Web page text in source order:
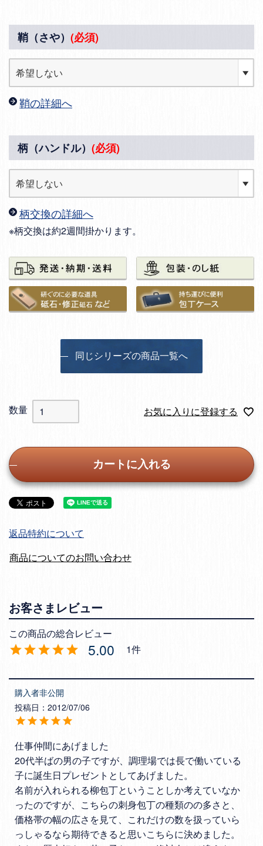
鞘（さや） (必須)
鞘の詳細へ
柄（ハンドル） (必須)
柄交換の詳細へ
※柄交換は約2週間掛かります。
同じシリーズの商品一覧へ
お気に入りに登録する
カートに入れる
返品特約について
商品についてのお問い合わせ
5.00 1
購入者非公開
投稿日
2012/07/06
仕事仲間にあげました
20代半ばの男の子ですが、調理場では長で働いている
子に誕生日プレゼントとしてあげました。
名前が入れられる柳包丁ということしか考えていなか
ったのですが、こちらの刺身包丁の種類のの多さと、
価格帯の幅の広さを見て、これだけの数を扱っていら
っしゃるなら期待できると思いこちらに決めました。